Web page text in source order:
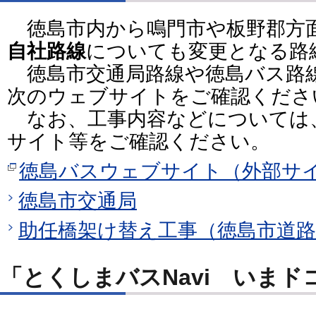
徳島市内から鳴門市や板野郡方
自社路線についても変更となる
徳島市交通局路線や徳島バス路
次のウェブサイトをご確認くだ
なお、工事内容などについては
サイト等をご確認ください。
徳島バスウェブサイト（外部サ
徳島市交通局
助任橋架け替え工事（徳島市道
「とくしまバスNavi いまド